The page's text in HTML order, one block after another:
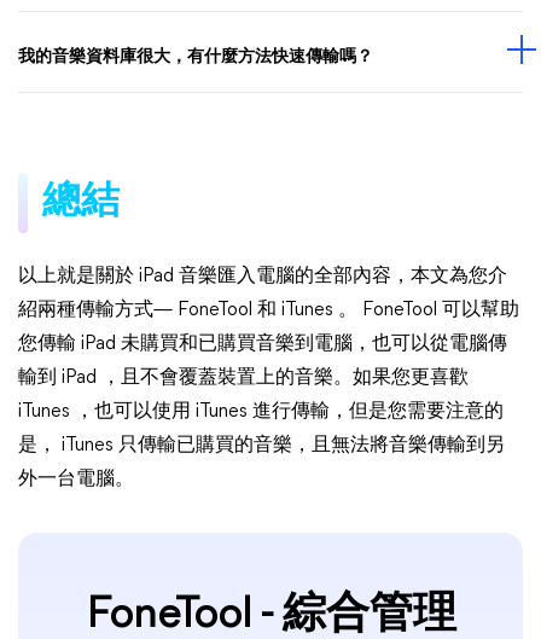
我的音樂資料庫很大，有什麼方法快速傳輸嗎？
總結
以上就是關於 iPad 音樂匯入電腦的全部內容，本文為您介
紹兩種傳輸方式— FoneTool 和 iTunes 。 FoneTool 可以幫助
您傳輸 iPad 未購買和已購買音樂到電腦，也可以從電腦傳
輸到 iPad ，且不會覆蓋裝置上的音樂。如果您更喜歡
iTunes ，也可以使用 iTunes 進行傳輸，但是您需要注意的
是， iTunes 只傳輸已購買的音樂，且無法將音樂傳輸到另
外一台電腦。
FoneTool - 綜合管理